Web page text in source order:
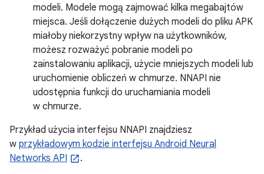
modeli. Modele mogą zajmować kilka megabajtów
miejsca. Jeśli dołączenie dużych modeli do pliku APK
miałoby niekorzystny wpływ na użytkowników,
możesz rozważyć pobranie modeli po
zainstalowaniu aplikacji, użycie mniejszych modeli lub
uruchomienie obliczeń w chmurze. NNAPI nie
udostępnia funkcji do uruchamiania modeli
w chmurze.
Przykład użycia interfejsu NNAPI znajdziesz
w przykładowym kodzie interfejsu Android Neural
Networks API
.